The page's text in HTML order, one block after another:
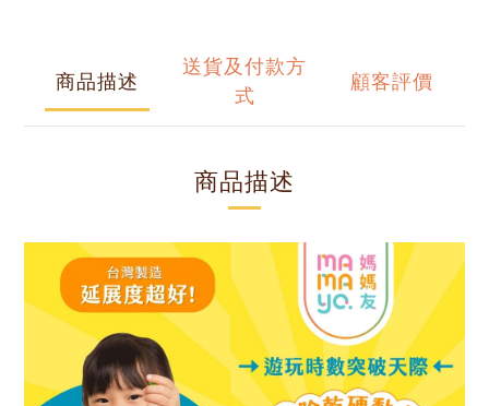
商品描述
送貨及付款方
式
顧客評價
商品描述